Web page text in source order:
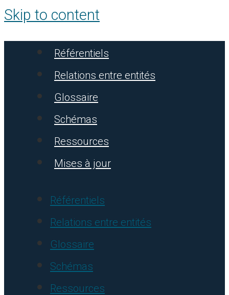
Skip to content
Référentiels
Relations entre entités
Glossaire
Schémas
Ressources
Mises à jour
Référentiels
Relations entre entités
Glossaire
Schémas
Ressources